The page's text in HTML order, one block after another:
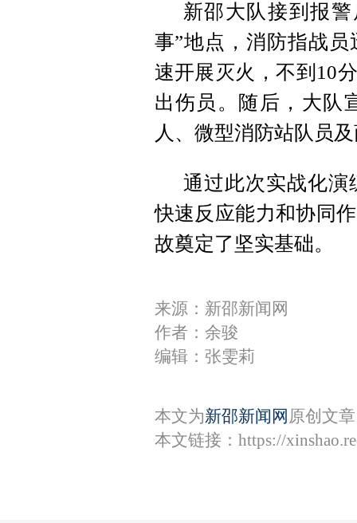
新邵大队接到报
事”地点，消防指战
速开展灭火，不到10
出伤员。随后，大队
人、微型消防站队员
通过此次实战化演
快速反应能力和协同
故奠定了坚实基础。
来源：新邵新闻网
作者：余骏
编辑：张雯莉
本文为新邵新闻网 原创文
本文链接： https://